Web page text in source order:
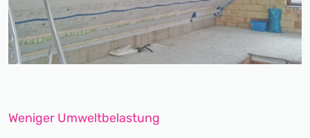
Weniger Umweltbelastung